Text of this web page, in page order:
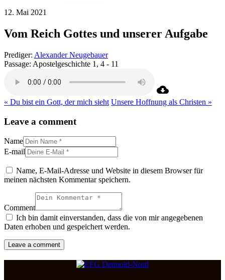
12. Mai 2021
Vom Reich Gottes und unserer Aufgabe
Prediger: Alexander Neugebauer
Passage: Apostelgeschichte 1, 4 - 11
« Du bist ein Gott, der mich sieht Unsere Hoffnung als Christen »
Leave a comment
Name
E-mail
Name, E-Mail-Adresse und Website in diesem Browser für
meinen nächsten Kommentar speichern.
Comment
Ich bin damit einverstanden, dass die von mir angegebenen
Daten erhoben und gespeichert werden.